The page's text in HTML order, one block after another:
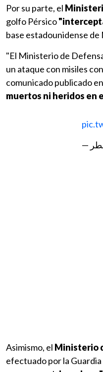
Por su parte, el
golfo Pérsico
base estadounidense
"El Ministerio de
un ataque con misiles
comunicado publicado
muertos ni heridos en
Asimismo, el Ministerio
efectuado por la